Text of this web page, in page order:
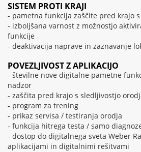
SISTEM PROTI KRAJI
- pametna funkcija zaščite pred krajo
- izboljšana varnost z možnostjo
funkcije
- deaktivacija naprave in zaznavanje
POVEZLJIVOST Z APLIKACIJO
- številne nove digitalne pametne
nadzor
- zaščita pred krajo s sledljivostjo
- program za trening
- prikaz servisa / testiranja orodja
- funkcija hitrega testa / samo
- dostop do digitalnega sveta Weber
aplikacijami in digitalnimi rešitvami